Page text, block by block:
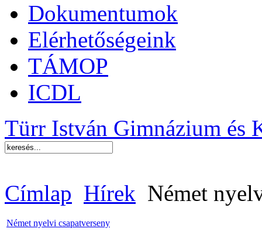
Dokumentumok
Elérhetőségeink
TÁMOP
ICDL
Türr István Gimnázium és
Címlap Hírek Német
Német nyelvi csapatverseny